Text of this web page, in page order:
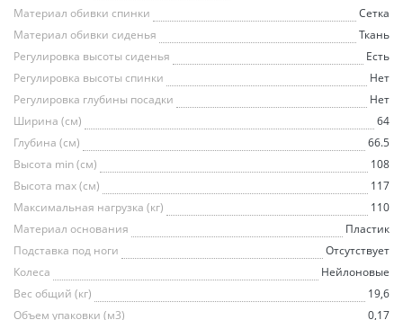
Материал обивки спинки
Сетка
Материал обивки сиденья
Ткань
Регулировка высоты сиденья
Есть
Регулировка высоты спинки
Нет
Регулировка глубины посадки
Нет
Ширина (см)
64
Глубина (см)
66.5
Высота min (см)
108
Высота max (см)
117
Максимальная нагрузка (кг)
110
Материал основания
Пластик
Подставка под ноги
Отсутствует
Колеса
Нейлоновые
Вес общий (кг)
19,6
Объем упаковки (м3)
0,17